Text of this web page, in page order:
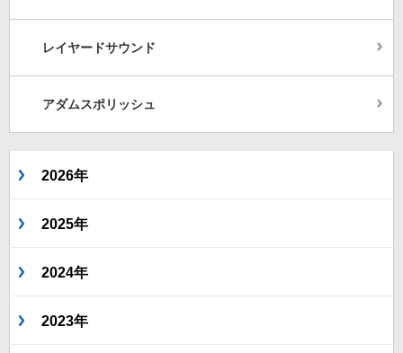
レイヤードサウンド
アダムスポリッシュ
2026年
2025年
2024年
2023年